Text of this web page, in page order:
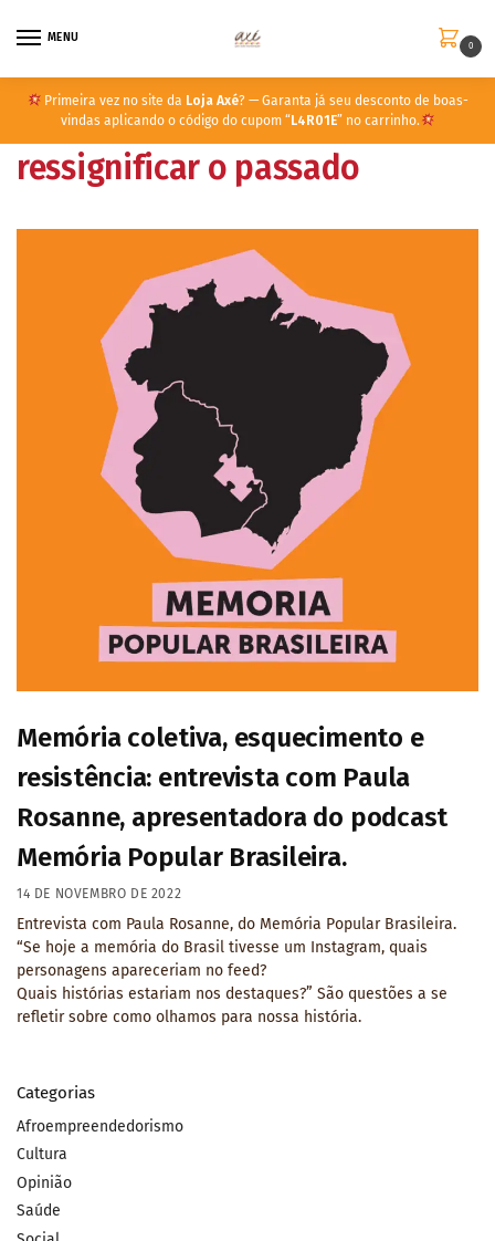
MENU
0
Primeira vez no site da Loja Axé? — Garanta já seu desconto de boas-
vindas aplicando o código do cupom “ L4R01E” no carrinho.
ressignificar o passado
Memória coletiva, esquecimento e
resistência: entrevista com Paula
Rosanne, apresentadora do podcast
Memória Popular Brasileira.
14 DE NOVEMBRO DE 2022
Entrevista com Paula Rosanne, do Memória Popular Brasileira.
“Se hoje a memória do Brasil tivesse um Instagram, quais
personagens apareceriam no feed?
Quais histórias estariam nos destaques?” São questões a se
refletir sobre como olhamos para nossa história.
Categorias
Afroempreendedorismo
Cultura
Opinião
Saúde